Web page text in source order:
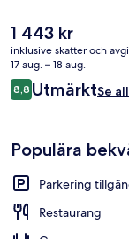
minuters promenad
brukar uppskattas
promenad från
att gå och till
Det
nuvarande
priset
är
1 443 kr
1 443 kr
inklusive skatter och
17 aug. – 18 aug.
Recensioner
8,88,8 av 10,
UtmärktSe
Populära
Parkering
Restaurang